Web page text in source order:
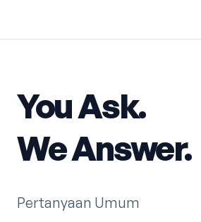
You Ask.
We Answer.
Pertanyaan Umum